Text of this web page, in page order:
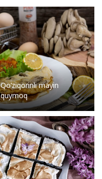
Qo’ziqorinli mayin
quymoq